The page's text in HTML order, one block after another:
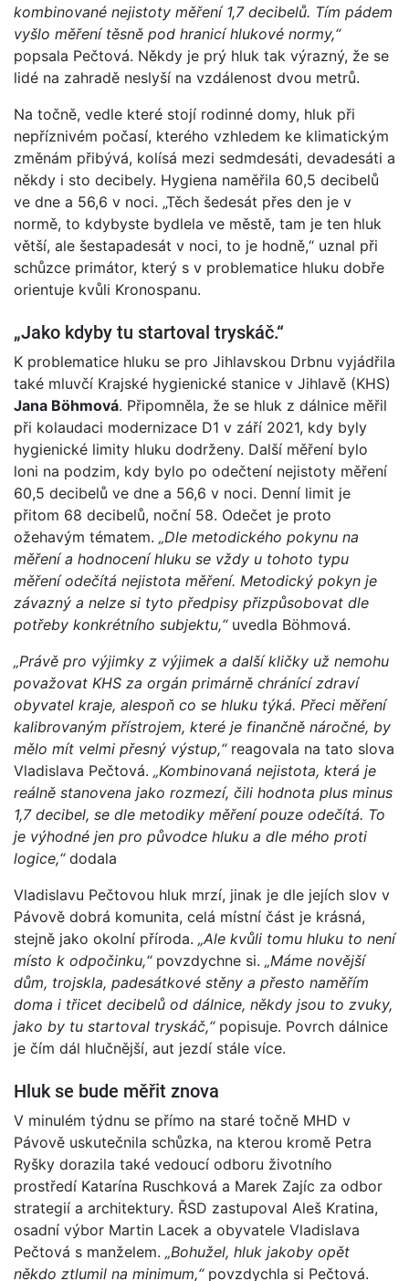
kombinované nejistoty měření 1,7 decibelů. Tím pádem
vyšlo měření těsně pod hranicí hlukové normy,“
popsala Pečtová. Někdy je prý hluk tak výrazný, že se
lidé na zahradě neslyší na vzdálenost dvou metrů.
Na točně, vedle které stojí rodinné domy, hluk při
nepříznivém počasí, kterého vzhledem ke klimatickým
změnám přibývá, kolísá mezi sedmdesáti, devadesáti a
někdy i sto decibely. Hygiena naměřila 60,5 decibelů
ve dne a 56,6 v noci. „Těch šedesát přes den je v
normě, to kdybyste bydlela ve městě, tam je ten hluk
větší, ale šestapadesát v noci, to je hodně,“ uznal při
schůzce primátor, který s v problematice hluku dobře
orientuje kvůli Kronospanu.
„Jako kdyby tu startoval tryskáč.“
K problematice hluku se pro Jihlavskou Drbnu vyjádřila
také mluvčí Krajské hygienické stanice v Jihlavě (KHS)
Jana Böhmová. Připomněla, že se hluk z dálnice měřil
při kolaudaci modernizace D1 v září 2021, kdy byly
hygienické limity hluku dodrženy. Další měření bylo
loni na podzim, kdy bylo po odečtení nejistoty měření
60,5 decibelů ve dne a 56,6 v noci. Denní limit je
přitom 68 decibelů, noční 58. Odečet je proto
ožehavým tématem. „Dle metodického pokynu na
měření a hodnocení hluku se vždy u tohoto typu
měření odečítá nejistota měření. Metodický pokyn je
závazný a nelze si tyto předpisy přizpůsobovat dle
potřeby konkrétního subjektu,“uvedla Böhmová.
„Právě pro výjimky z výjimek a další kličky už nemohu
považovat KHS za orgán primárně chránící zdraví
obyvatel kraje, alespoň co se hluku týká. Přeci měření
kalibrovaným přístrojem, které je finančně náročné, by
mělo mít velmi přesný výstup,“reagovala na tato slova
Vladislava Pečtová. „Kombinovaná nejistota, která je
reálně stanovena jako rozmezí, čili hodnota plus minus
1,7 decibel, se dle metodiky měření pouze odečítá. To
je výhodné jen pro původce hluku a dle mého proti
logice,“dodala
Vladislavu Pečtovou hluk mrzí, jinak je dle jejích slov v
Pávově dobrá komunita, celá místní část je krásná,
stejně jako okolní příroda. „Ale kvůli tomu hluku to není
místo k odpočinku,“povzdychne si. „Máme novější
dům, trojskla, padesátkové stěny a přesto naměřím
doma i třicet decibelů od dálnice, někdy jsou to zvuky,
jako by tu startoval tryskáč,“popisuje. Povrch dálnice
je čím dál hlučnější, aut jezdí stále více.
Hluk se bude měřit znova
V minulém týdnu se přímo na staré točně MHD v
Pávově uskutečnila schůzka, na kterou kromě Petra
Ryšky dorazila také vedoucí odboru životního
prostředí Katarína Ruschková a Marek Zajíc za odbor
strategií a architektury. ŘSD zastupoval Aleš Kratina,
osadní výbor Martin Lacek a obyvatele Vladislava
Pečtová s manželem. „Bohužel, hluk jakoby opět
někdo ztlumil na minimum,“povzdychla si Pečtová.